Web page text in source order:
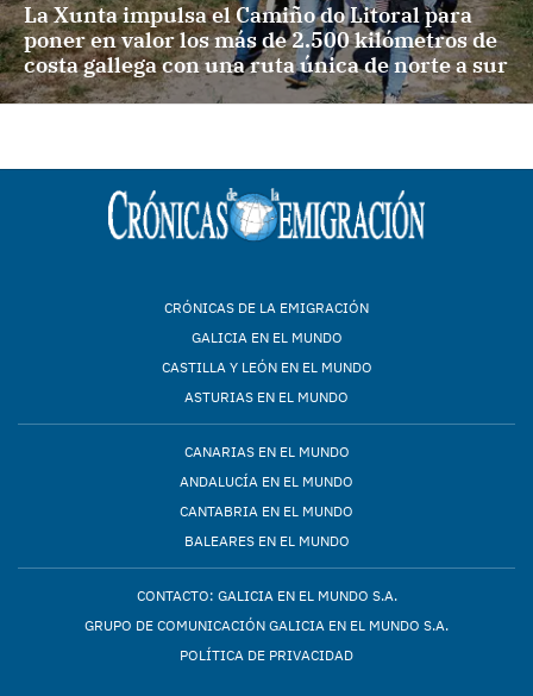
La Xunta impulsa el Camiño do Litoral para
poner en valor los más de 2.500 kilómetros de
costa gallega con una ruta única de norte a sur
CRÓNICAS DE LA EMIGRACIÓN
GALICIA EN EL MUNDO
CASTILLA Y LEÓN EN EL MUNDO
ASTURIAS EN EL MUNDO
CANARIAS EN EL MUNDO
ANDALUCÍA EN EL MUNDO
CANTABRIA EN EL MUNDO
BALEARES EN EL MUNDO
CONTACTO: GALICIA EN EL MUNDO S.A.
GRUPO DE COMUNICACIÓN GALICIA EN EL MUNDO S.A.
POLÍTICA DE PRIVACIDAD